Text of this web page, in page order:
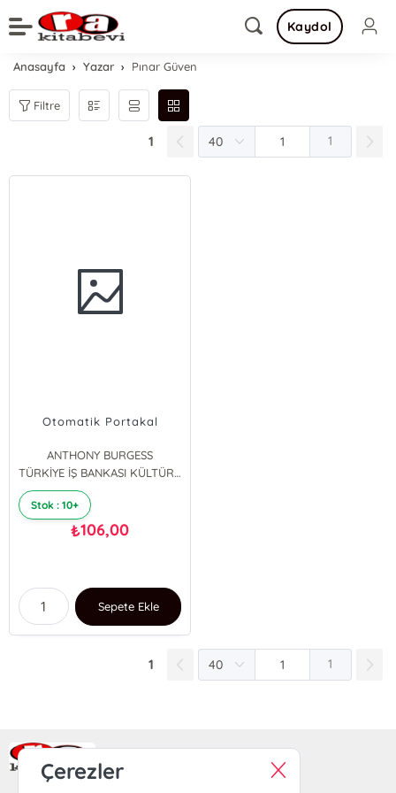
Kaydol
Anasayfa Yazar Pınar Güven
Filtre
1 1
Otomatik Portakal
ANTHONY BURGESS
TÜRKİYE İŞ BANKASI KÜLTÜR YAYINLARI
Stok : 10+
₺106,00
Sepete Ekle
1 1
Ra Yayın Kitabevi
Çerezler